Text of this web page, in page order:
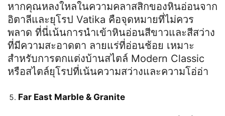
หากคุณหลงใหลในความคลาสสิกของหินอ่อนจาก
อิตาลีและยุโรป Vatika คือจุดหมายที่ไม่ควร
พลาด ที่นี่เน้นการนำเข้าหินอ่อนสีขาวและสีสว่าง
ที่มีความสะอาดตา ลายแร่ที่อ่อนช้อย เหมาะ
สำหรับการตกแต่งบ้านสไตล์ Modern Classic
หรือสไตล์ยุโรปที่เน้นความสว่างและความโอ่อ่า
Far East Marble & Granite